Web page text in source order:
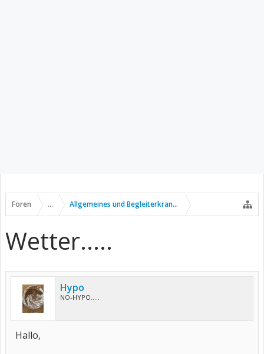
Foren ... Allgemeines und Begleiterkrankungen
Wetter.....
Hypo
NO-HYPO.....
Hallo,